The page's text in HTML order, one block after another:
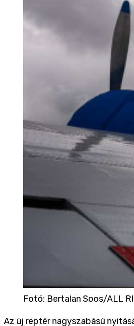
Fotó: Bertalan Soos/ALL
Az új reptér nagyszabású